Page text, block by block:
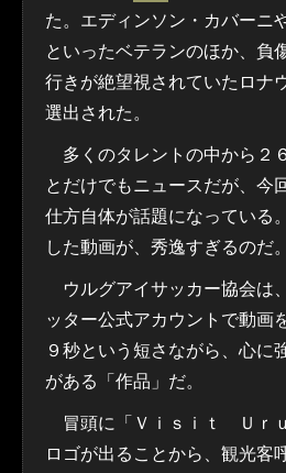
た。エディンソン・カバーニ
といったベテランのほか、負
行きが絶望視されていたロナ
選出された。
多くのタレントの中から２
とだけでもニュースだが、今
仕方自体が話題になっている
した動画が、秀逸すぎるのだ。
ウルグアイサッカー協会は
ッター公式アカウントで動画
９秒という短さながら、心に
がある「作品」だ。
冒頭に「Ｖｉｓｉｔ Ｕｒ
ロゴが出ることから、観光客